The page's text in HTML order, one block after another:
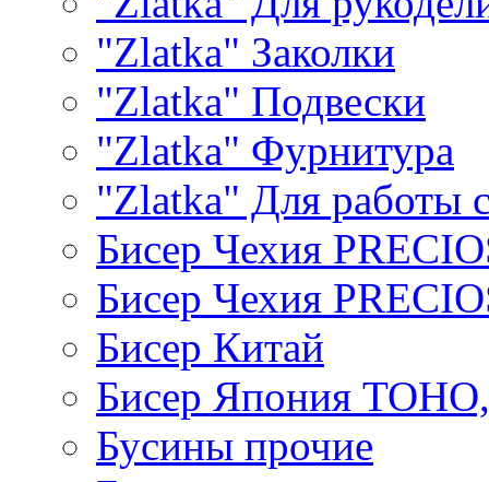
"Zlatka" Заколки
"Zlatka" Подвески
"Zlatka" Фурнитура
"Zlatka" Для работы
Бисер Чехия
Бисер Чехия
Бисер Китай
Бисер Япония
Бусины прочие